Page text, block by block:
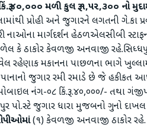
,૦૦૦ મળી કુલ રૂ.૧,૫૨,૩૦૦ નો
પ્રોહી અને જુગારને લગતની ગે.કા
માર્ગદર્શન હેઠળએલસીબી
કે ઠાકોર કેવળજી અનવાજી
રહેણાક મકાનના પાછળના ભાગે
પાનાનો જુગાર રમી રમાડે છે જે હકીકત
નંગ-૦૮ કિં.રૂ.૪૦,૦૦૦/- તથા
પો.સ્ટે જુગાર ધારા મુજબનો ગુનો
(૧) કેવળજી અનવાજી ઠાકોર રહે.